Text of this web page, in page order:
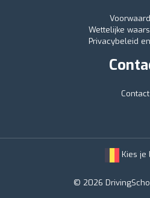
Wettelijke
Privacybeleid
Contact
Kies je
© 2026